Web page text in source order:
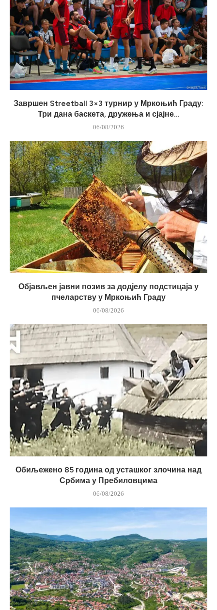
Завршен Streetball 3×3 турнир у Мркоњић Граду:
Три дана баскета, дружења и сјајне...
06/08/2026
Објављен јавни позив за додјелу подстицаја у
пчеларству у Мркоњић Граду
06/08/2026
Обиљежено 85 година од усташког злочина над
Србима у Пребиловцима
06/08/2026